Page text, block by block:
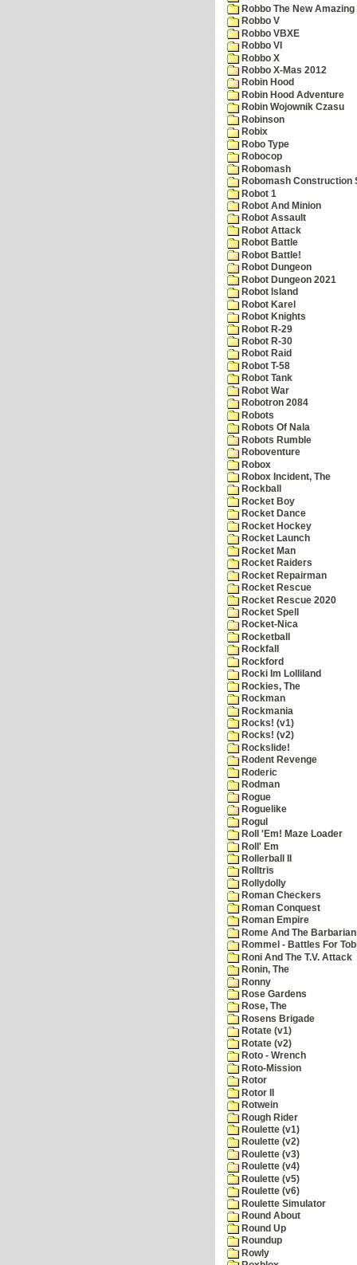
Robbo The New
Robbo V
Robbo VBXE
Robbo VI
Robbo X
Robbo X-Mas 2012
Robin Hood
Robin Hood Adventure
Robin Wojownik Czasu
Robinson
Robix
Robo Type
Robocop
Robomash
Robomash Construction
Robot 1
Robot And Minion
Robot Assault
Robot Attack
Robot Battle
Robot Battle!
Robot Dungeon
Robot Dungeon 2021
Robot Island
Robot Karel
Robot Knights
Robot R-29
Robot R-30
Robot Raid
Robot T-58
Robot Tank
Robot War
Robotron 2084
Robots
Robots Of Nala
Robots Rumble
Roboventure
Robox
Robox Incident, The
Rockball
Rocket Boy
Rocket Dance
Rocket Hockey
Rocket Launch
Rocket Man
Rocket Raiders
Rocket Repairman
Rocket Rescue
Rocket Rescue 2020
Rocket Spell
Rocket-Nica
Rocketball
Rockfall
Rockford
Rocki Im Lolliland
Rockies, The
Rockman
Rockmania
Rocks! (v1)
Rocks! (v2)
Rockslide!
Rodent Revenge
Roderic
Rodman
Rogue
Roguelike
Rogul
Roll 'Em! Maze Loader
Roll' Em
Rollerball II
Rolltris
Rollydolly
Roman Checkers
Roman Conquest
Roman Empire
Rome And The
Rommel - Battles For
Roni And The T.V. Attack
Ronin, The
Ronny
Rose Gardens
Rose, The
Rosens Brigade
Rotate (v1)
Rotate (v2)
Roto - Wrench
Roto-Mission
Rotor
Rotor II
Rotwein
Rough Rider
Roulette (v1)
Roulette (v2)
Roulette (v3)
Roulette (v4)
Roulette (v5)
Roulette (v6)
Roulette Simulator
Round About
Round Up
Roundup
Rowly